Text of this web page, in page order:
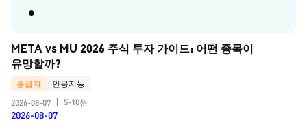
META vs MU 2026 주식 투자 가이드: 어떤 종목이
유망할까?
중급자
인공지능
2026-08-07
5-10분
2026-08-07